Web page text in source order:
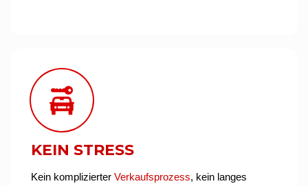
KEIN STRESS
Kein komplizierter Verkaufsprozess, kein langes